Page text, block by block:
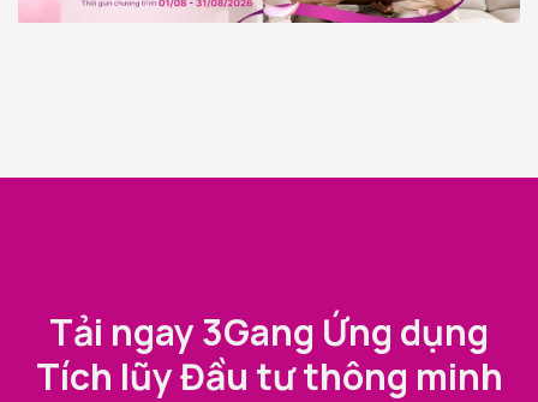
Tải ngay 3Gang Ứng dụng
Tích lũy Đầu tư thông minh